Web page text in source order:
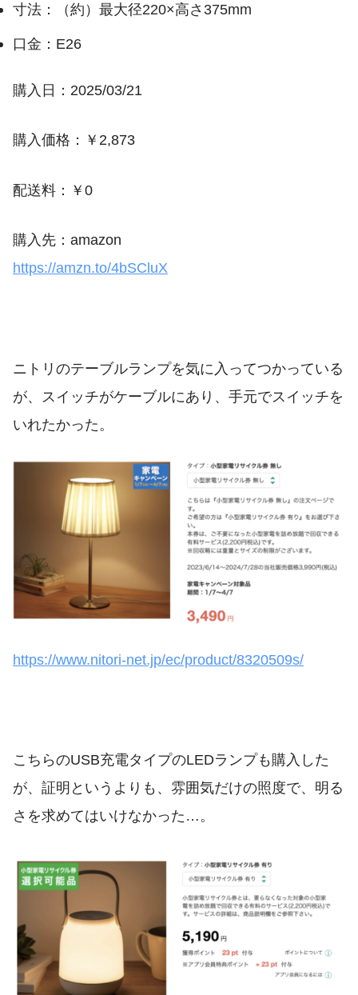
寸法：（約）最大径220×高さ375mm
口金：E26
購入日：2025/03/21
購入価格：￥2,873
配送料：￥0
購入先：amazon
https://amzn.to/4bSCluX
ニトリのテーブルランプを気に入ってつかっている
が、スイッチがケーブルにあり、手元でスイッチを
いれたかった。
https://www.nitori-net.jp/ec/product/8320509s/
こちらのUSB充電タイプのLEDランプも購入した
が、証明というよりも、雰囲気だけの照度で、明る
さを求めてはいけなかった…。